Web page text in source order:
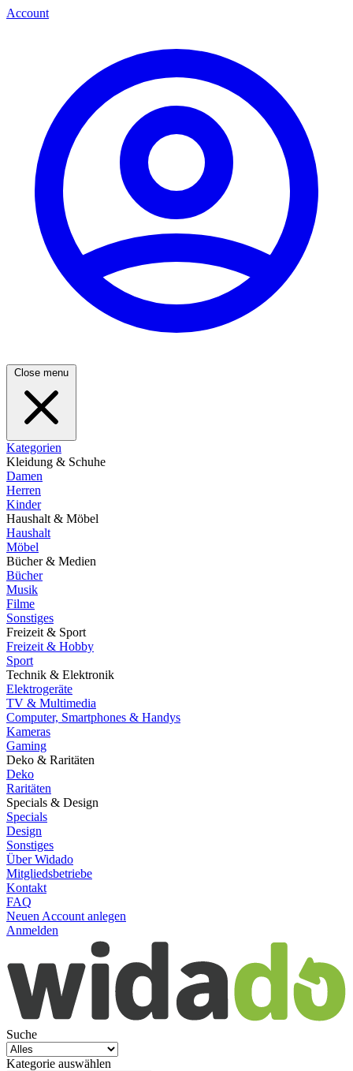
Account
Close menu
Kategorien
Kleidung & Schuhe
Damen
Herren
Kinder
Haushalt & Möbel
Haushalt
Möbel
Bücher & Medien
Bücher
Musik
Filme
Sonstiges
Freizeit & Sport
Freizeit & Hobby
Sport
Technik & Elektronik
Elektrogeräte
TV & Multimedia
Computer, Smartphones & Handys
Kameras
Gaming
Deko & Raritäten
Deko
Raritäten
Specials & Design
Specials
Design
Sonstiges
Über Widado
Mitgliedsbetriebe
Kontakt
FAQ
Neuen Account anlegen
Anmelden
Suche
Kategorie auswählen